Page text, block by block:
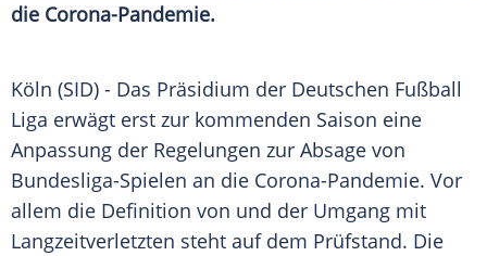
die Corona-Pandemie.
Köln (SID) - Das Präsidium der Deutschen Fußball
Liga erwägt erst zur kommenden Saison eine
Anpassung der Regelungen zur Absage von
Bundesliga-Spielen an die Corona-Pandemie. Vor
allem die Definition von und der Umgang mit
Langzeitverletzten steht auf dem Prüfstand. Die